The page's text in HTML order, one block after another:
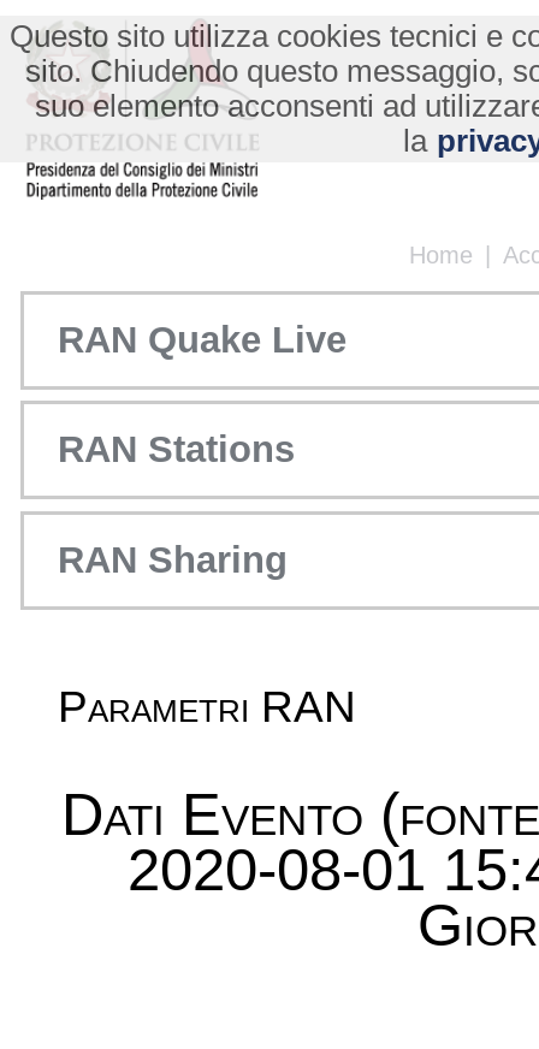
Home |
Questo sito utilizza cookies tecnici e
sito. Chiudendo questo messaggio,
suo elemento acconsenti ad
la
RAN Quake Live
RAN Stations
RAN Sharing
Parametri RAN
Dati Evento
2020-08-01